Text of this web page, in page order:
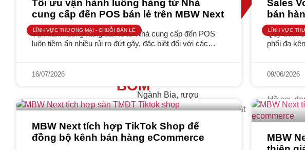
BOM
Lập & quản lý định mức nguyên vật
Nhà
Hồ sơ,
Ngành Bia, rượu
LĨNH VỰC THƯƠNG MẠI - CHUỖI BÁN LẺ
Tối ưu vận hành luồng hàng từ Nhà
cung cấp đến POS bán lẻ trên MBW Next
Vận hành luồng hàng bán lẻ từ Nhà cung cấp đến POS
luôn tiềm ẩn nhiều rủi ro đứt gãy, đặc biệt đối với các
16/07/2026
LĨNH VỰC
Sales
bán
Quy trình
phối đa
09/06/2026
MBW Next tích hợp TikTok Shop để
đồng bộ kênh bán hàng eCommerce
MBW